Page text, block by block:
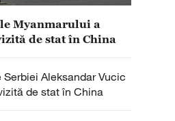
Myanmarului a
de stat în China
Serbiei Aleksandar Vucic
de stat în China